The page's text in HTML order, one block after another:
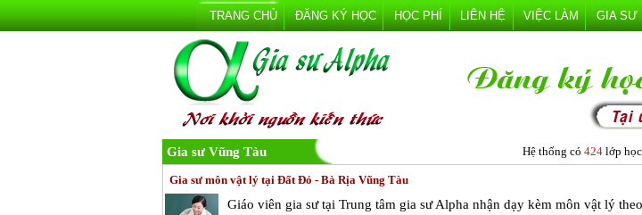
TRANG CHỦ ĐĂNG KÝ HỌC HỌC PHÍ LIÊN HỆ VIỆC LÀM GIA SƯ
Gia sư Vũng Tàu Hệ thống có 424 lớp
Gia sư môn vật lý tại Đất Đỏ - Bà Rịa Vũng Tàu
Giáo viên gia sư tại Trung tâm gia sư Alpha nhận dạy kèm môn vật lý